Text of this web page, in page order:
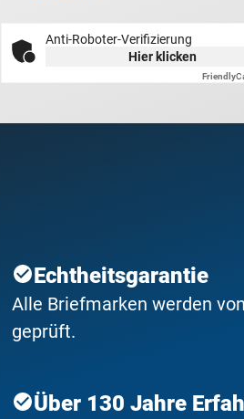
Anti-Roboter-Verifizierung
Hier klicken
Friendly
Echtheitsgarantie
Alle Briefmarken werden
geprüft.
Über 130 Jahre